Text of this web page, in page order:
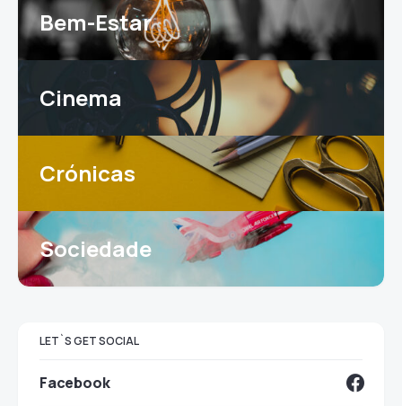
Bem-Estar
Cinema
Crónicas
Sociedade
LET`S GET SOCIAL
Facebook